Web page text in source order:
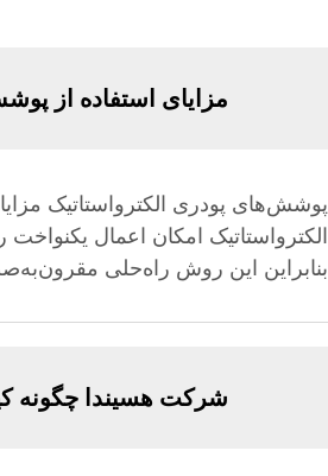
مزایای استفاده از
پوشش‌های پودری الکترواستاتیک
الکترواستاتیک امکان اعمال
بنابراین این روش راه‌حلی
شرکت هسیندا چگونه